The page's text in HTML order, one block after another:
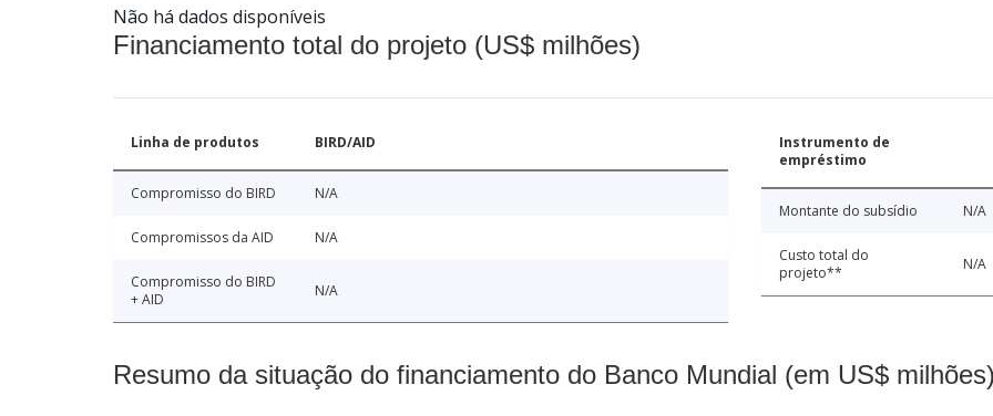
Não há dados disponíveis
Financiamento total do projeto (US$ milhões)
Linha de produtos BIRD/AID
Compromisso do BIRD N/A
Compromissos da AID N/A
Compromisso do BIRD
+ AID
N/A
Instrumento de
empréstimo
Montante do subsídio N/A
Custo total do
projeto**
N/A
Resumo da situação do financiamento do Banco Mundial (em US$